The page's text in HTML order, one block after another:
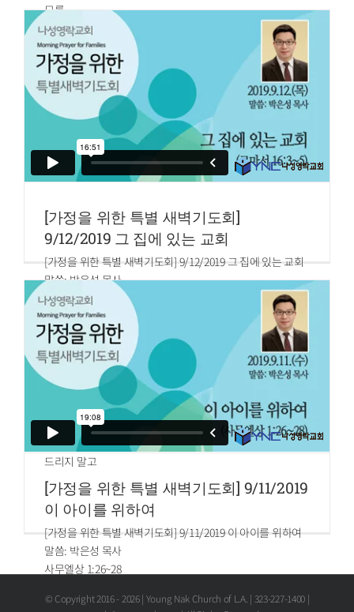
모를
말씀: 박은성 목사
신명기 5:16
너는 네 하나님 여호와께서 명령한 대로 네 부모를 공경하라
그리하면 네 하나님 여호와가 네게 준 땅에서 네 생명이 길고
복을 누리리라
[가정을 위한 특별 새벽기도회]
9/12/2019 그 집에 있는 교회
[가정을 위한 특별 새벽기도회] 9/12/2019 그 집에 있는 교회
말씀: 박은성 목사
로마서 16:3~5
3.유교병을 그것과 함께 먹지 말고 이레 동안은 무교병 곧 고
난의 떡을 그것과 함께 먹으라 이는 네가 애굽 땅에서 급히 나
왔음이니 이같이 행하여 네 평생에 항상 네가 애굽 땅에서 나
온 날을 기억할 것이니라
4.그 이레 동안에는 네 모든 지경 가운데에 누룩이 보이지 않
게 할 것이요 또 네가 첫날 해 질 때에 제사 드린 고기를 밤을
지내 아침까지 두지 말 것이며
5.유월절 제사를 네 하나님 여호와께서 네게 주신 각 성에서
드리지 말고
[가정을 위한 특별 새벽기도회] 9/11/2019
이 아이를 위하여
[가정을 위한 특별 새벽기도회] 9/11/2019 이 아이를 위하여
말씀: 박은성 목사
사무엘상 1:26~28
는 여기서 내 주 당신 곁에 서서 여호와께 기도하던 여자라
© Copyright 2016 - 2026 | Young Nak Church of L.A. | 323-227-1400 |